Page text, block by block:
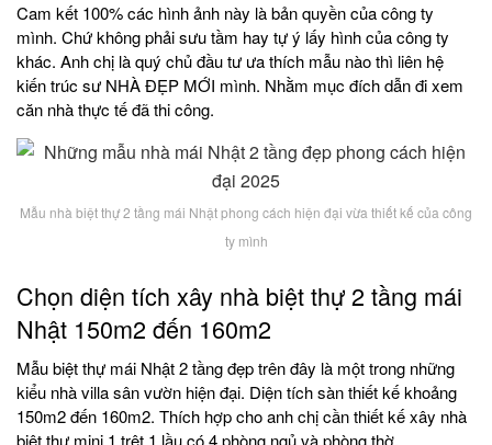
Cam kết 100% các hình ảnh này là bản quyền của công ty
mình. Chứ không phải sưu tầm hay tự ý lấy hình của công ty
khác. Anh chị là quý chủ đầu tư ưa thích mẫu nào thì liên hệ
kiến trúc sư NHÀ ĐẸP MỚI mình. Nhằm mục đích dẫn đi xem
căn nhà thực tế đã thi công.
Mẫu nhà biệt thự 2 tầng mái Nhật phong cách hiện đại vừa thiết kế của công
ty mình
Chọn diện tích xây nhà biệt thự 2 tầng mái
Nhật 150m2 đến 160m2
Mẫu biệt thự mái Nhật 2 tầng đẹp trên đây là một trong những
kiểu nhà villa sân vườn hiện đại. Diện tích sàn thiết kế khoảng
150m2 đến 160m2. Thích hợp cho anh chị cần thiết kế xây nhà